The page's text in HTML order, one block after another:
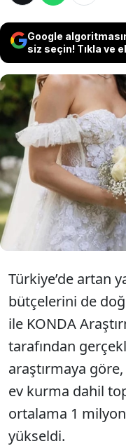
Google
siz seçin! Tıkla ve
1 milyon
koydu.
takılar ve
Türkiye’de artan
bütçelerini de
ile KONDA
tarafından
araştırmaya
ev kurma dahil
ortalama 1
yükseldi.